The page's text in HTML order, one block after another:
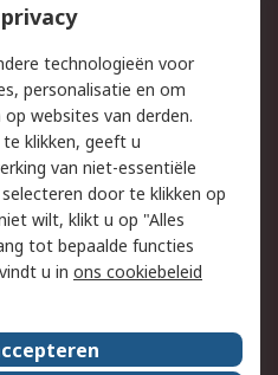
Inkoopoplossingen
Email veiligheid
Websitevoorwaarden
technologieën voor
personalisatie en om
websites van derden.
klikken, geeft u
van niet-essentiële
door te klikken op
wilt, klikt u op "Alles
tot bepaalde functies
u in ons cookiebeleid